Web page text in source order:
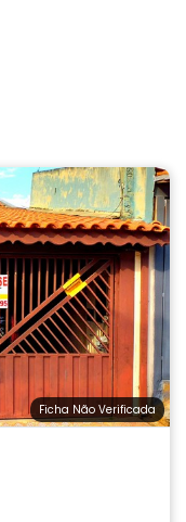
Ficha Não Verificada